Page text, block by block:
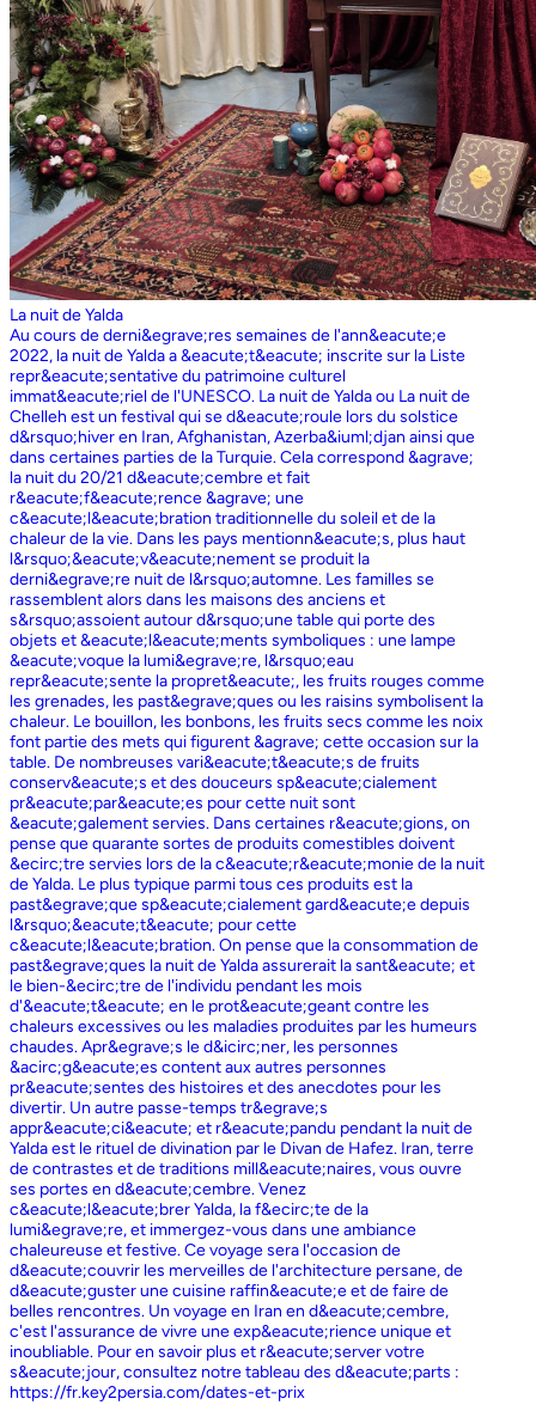
La nuit de Yalda
Au cours de derni&egrave;res semaines de l'ann&eacute;e
2022, la nuit de Yalda a &eacute;t&eacute; inscrite sur la Liste
repr&eacute;sentative du patrimoine culturel
immat&eacute;riel de l'UNESCO. La nuit de Yalda ou La nuit de
Chelleh est un festival qui se d&eacute;roule lors du solstice
d&rsquo;hiver en Iran, Afghanistan, Azerba&iuml;djan ainsi que
dans certaines parties de la Turquie. Cela correspond &agrave;
la nuit du 20/21 d&eacute;cembre et fait
r&eacute;f&eacute;rence &agrave; une
c&eacute;l&eacute;bration traditionnelle du soleil et de la
chaleur de la vie. Dans les pays mentionn&eacute;s, plus haut
l&rsquo;&eacute;v&eacute;nement se produit la
derni&egrave;re nuit de l&rsquo;automne. Les familles se
rassemblent alors dans les maisons des anciens et
s&rsquo;assoient autour d&rsquo;une table qui porte des
objets et &eacute;l&eacute;ments symboliques : une lampe
&eacute;voque la lumi&egrave;re, l&rsquo;eau
repr&eacute;sente la propret&eacute;, les fruits rouges comme
les grenades, les past&egrave;ques ou les raisins symbolisent la
chaleur. Le bouillon, les bonbons, les fruits secs comme les noix
font partie des mets qui figurent &agrave; cette occasion sur la
table. De nombreuses vari&eacute;t&eacute;s de fruits
conserv&eacute;s et des douceurs sp&eacute;cialement
pr&eacute;par&eacute;es pour cette nuit sont
&eacute;galement servies. Dans certaines r&eacute;gions, on
pense que quarante sortes de produits comestibles doivent
&ecirc;tre servies lors de la c&eacute;r&eacute;monie de la nuit
de Yalda. Le plus typique parmi tous ces produits est la
past&egrave;que sp&eacute;cialement gard&eacute;e depuis
l&rsquo;&eacute;t&eacute; pour cette
c&eacute;l&eacute;bration. On pense que la consommation de
past&egrave;ques la nuit de Yalda assurerait la sant&eacute; et
le bien-&ecirc;tre de l'individu pendant les mois
d'&eacute;t&eacute; en le prot&eacute;geant contre les
chaleurs excessives ou les maladies produites par les humeurs
chaudes. Apr&egrave;s le d&icirc;ner, les personnes
&acirc;g&eacute;es content aux autres personnes
pr&eacute;sentes des histoires et des anecdotes pour les
divertir. Un autre passe-temps tr&egrave;s
appr&eacute;ci&eacute; et r&eacute;pandu pendant la nuit de
Yalda est le rituel de divination par le Divan de Hafez. Iran, terre
de contrastes et de traditions mill&eacute;naires, vous ouvre
ses portes en d&eacute;cembre. Venez
c&eacute;l&eacute;brer Yalda, la f&ecirc;te de la
lumi&egrave;re, et immergez-vous dans une ambiance
chaleureuse et festive. Ce voyage sera l'occasion de
d&eacute;couvrir les merveilles de l'architecture persane, de
d&eacute;guster une cuisine raffin&eacute;e et de faire de
belles rencontres. Un voyage en Iran en d&eacute;cembre,
c'est l'assurance de vivre une exp&eacute;rience unique et
inoubliable. Pour en savoir plus et r&eacute;server votre
s&eacute;jour, consultez notre tableau des d&eacute;parts :
https://fr.key2persia.com/dates-et-prix